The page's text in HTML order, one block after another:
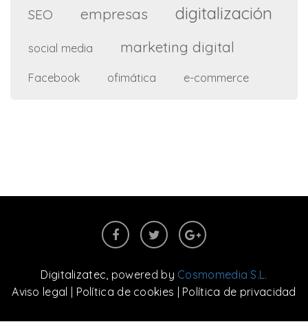
SEO empresas digitalización
social media marketing digital
Facebook ofimática e-commerce
Digitalizatec, powered by Cosmomedia S.L.
Aviso legal
Política de cookies Política de privacidad